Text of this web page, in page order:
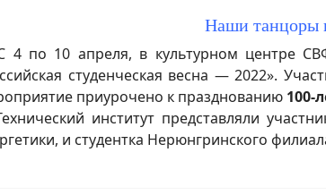
Наши танцоры
по 10 апреля, в культурном центре
студенческая весна — 2022».
приурочено к празднованию 100-
институт представляли
и студентка Нерюнгринского